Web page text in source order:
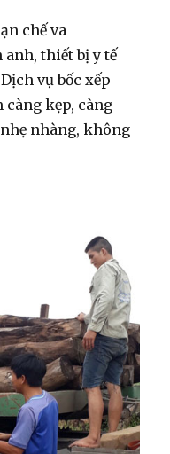
chế va
anh, thiết bị y tế
vụ bốc xếp
càng kẹp, càng
nhàng, không